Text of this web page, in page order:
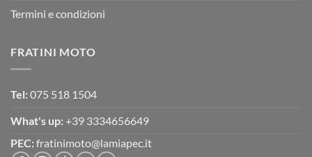
Termini e condizioni
FRATINI MOTO
Tel: 075 518 1504
What's up: +39 3334656649
PEC: fratinimoto@lamiapec.it